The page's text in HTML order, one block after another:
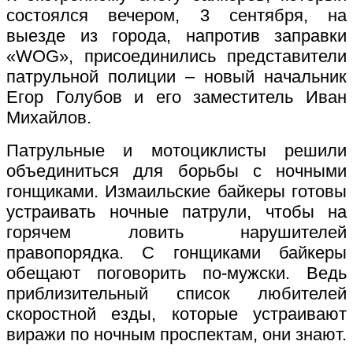
состоялся вечером, 3 сентября, на
выезде из города, напротив заправки
«WOG», присоединились представители
патрульной полиции – новый начальник
Егор Голубов и его заместитель Иван
Михайлов.
Патрульные и мотоциклисты решили
объединиться для борьбы с ночными
гонщиками. Измаильские байкеры готовы
устраивать ночные патрули, чтобы на
горячем ловить нарушителей
правопорядка. С гонщиками байкеры
обещают поговорить по-мужски. Ведь
приблизительный список любителей
скоростной езды, которые устраивают
виражи по ночным проспектам, они знают.